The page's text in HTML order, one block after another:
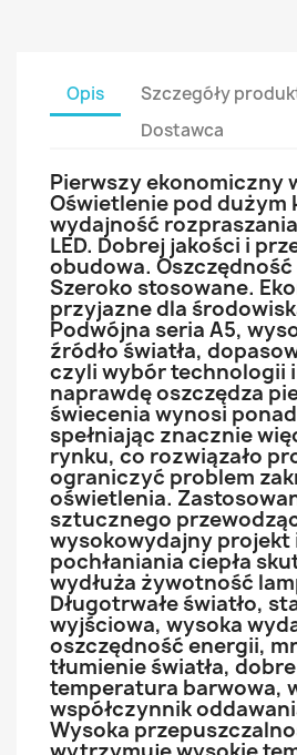
Opis
Szczegóły
Dostawca
Pierwszy ekonomiczny
Oświetlenie pod dużym
wydajność
LED. Dobrej jakości i
obudowa.
Szeroko stosowane.
przyjazne dla
Podwójna seria A5,
źródło światła,
czyli wybór technologii
naprawdę oszczędza
świecenia wynosi
spełniając znacznie
rynku, co rozwiązało
ograniczyć problem
oświetlenia.
sztucznego
wysokowydajny projekt
pochłaniania ciepła
wydłuża żywotność
Długotrwałe światło,
wyjściowa, wysoka
oszczędność energii,
tłumienie światła,
temperatura barwowa,
współczynnik
Wysoka